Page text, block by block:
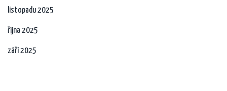
listopadu 2025
října 2025
září 2025